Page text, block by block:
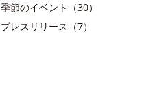
季節のイベント（30）
プレスリリース（7）